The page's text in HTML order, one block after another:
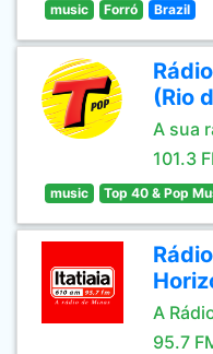
music Forró Brazil
(Rio
A sua
101.3
music Top 40 & Pop
A
95.7